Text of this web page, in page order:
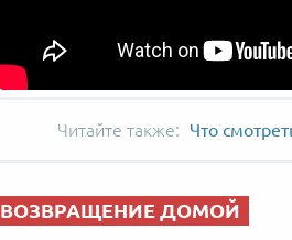
Что
ВОЗВРАЩЕНИЕ ДОМОЙ